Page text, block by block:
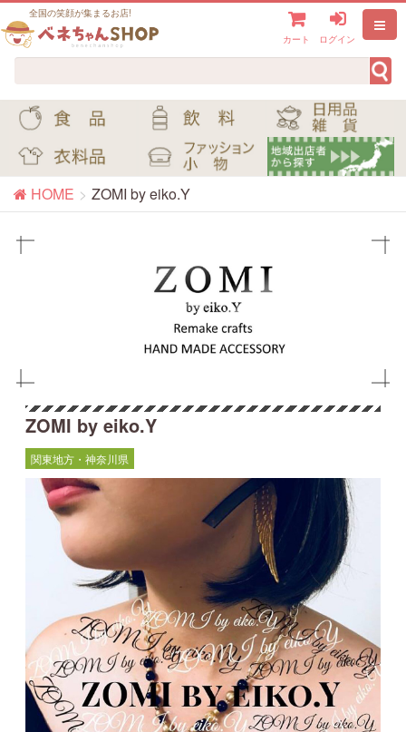
全国の笑顔が集まるお店!
カート ログイン
HOME ZOMI by eiko.Y
ZOMI by eiko.Y
関東地方・神奈川県